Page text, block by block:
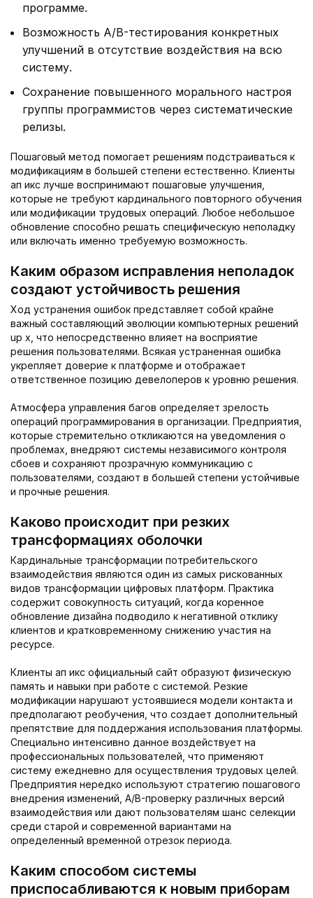
программе.
Возможность A/B-тестирования конкретных
улучшений в отсутствие воздействия на всю
систему.
Сохранение повышенного морального настроя
группы программистов через систематические
релизы.
Пошаговый метод помогает решениям подстраиваться к
модификациям в большей степени естественно. Клиенты
ап икс лучше воспринимают пошаговые улучшения,
которые не требуют кардинального повторного обучения
или модификации трудовых операций. Любое небольшое
обновление способно решать специфическую неполадку
или включать именно требуемую возможность.
Каким образом исправления неполадок
создают устойчивость решения
Ход устранения ошибок представляет собой крайне
важный составляющий эволюции компьютерных решений
up x, что непосредственно влияет на восприятие
решения пользователями. Всякая устраненная ошибка
укрепляет доверие к платформе и отображает
ответственное позицию девелоперов к уровню решения.
Атмосфера управления багов определяет зрелость
операций программирования в организации. Предприятия,
которые стремительно откликаются на уведомления о
проблемах, внедряют системы независимого контроля
сбоев и сохраняют прозрачную коммуникацию с
пользователями, создают в большей степени устойчивые
и прочные решения.
Каково происходит при резких
трансформациях оболочки
Кардинальные трансформации потребительского
взаимодействия являются один из самых рискованных
видов трансформации цифровых платформ. Практика
содержит совокупность ситуаций, когда коренное
обновление дизайна подводило к негативной отклику
клиентов и кратковременному снижению участия на
ресурсе.
Клиенты ап икс официальный сайт образуют физическую
память и навыки при работе с системой. Резкие
модификации нарушают устоявшиеся модели контакта и
предполагают реобучения, что создает дополнительный
препятствие для поддержания использования платформы.
Специально интенсивно данное воздействует на
профессиональных пользователей, что применяют
систему ежедневно для осуществления трудовых целей.
Предприятия нередко используют стратегию пошагового
внедрения изменений, A/B-проверку различных версий
взаимодействия или дают пользователям шанс селекции
среди старой и современной вариантами на
определенный временной отрезок периода.
Каким способом системы
приспосабливаются к новым приборам